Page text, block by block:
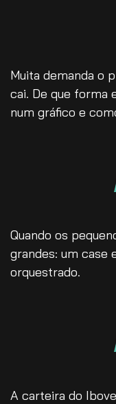
Muita demanda o
cai. De que forma
num gráfico e
Quando os
grandes: um case
orquestrado.
A carteira do